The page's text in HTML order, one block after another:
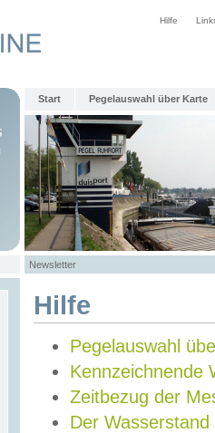
Hilfe
Start Pegelauswahl über Karte
Newsletter
Hilfe
Pegelauswahl
Kennzeichnende
Zeitbezug der
Der Wasserstand